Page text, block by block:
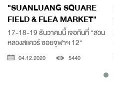
"SUANLUANG SQUARE
FIELD & FLEA MARKET"
17-18-19 ธันวาคมนี้ เจอกันที่ "สวน
หลวงสแควร์ ซอยจุฬาฯ 12"
04.12.2020 5440